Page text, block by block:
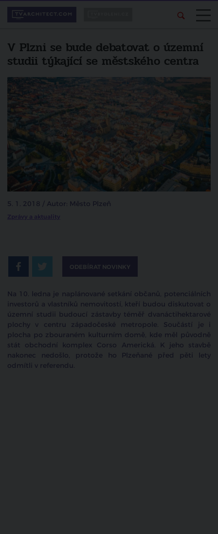
V Plzni se bude debatovat o územní
studii týkající se městského centra
5. 1. 2018 / Autor: Město Plzeň
Zprávy a aktuality
ODEBÍRAT NOVINKY
Na 10. ledna je naplánované setkání občanů, potenciálních
investorů a vlastníků nemovitostí, kteří budou diskutovat o
územní studii budoucí zástavby téměř dvanáctihektarové
plochy v centru západočeské metropole. Součástí je i
plocha po zbouraném kulturním domě, kde měl původně
stát obchodní komplex Corso Americká. K jeho stavbě
nakonec nedošlo, protože ho Plzeňané před pěti lety
odmítli v referendu.